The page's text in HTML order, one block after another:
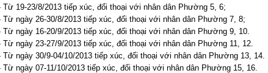
Từ 19-23/8/2013 tiếp xúc, đối thoại với nhân dân Phường 5, 6;
Từ ngày 26-30/8/2013 tiếp xúc, đối thoại với nhân dân Phường 7, 8;
Từ ngày 16-20/9/2013 tiếp xúc, đối thoại với nhân dân Phường 9, 10.
Từ ngày 23-27/9/2013 tiếp xúc, đối thoại với nhân dân Phường 11, 12.
Từ ngày 30/9-04/10/2013 tiếp xúc, đối thoại với nhân dân Phường 13, 14.
Từ ngày 07-11/10/2013 tiếp xúc, đối thoại với nhân dân Phường 15, 16.